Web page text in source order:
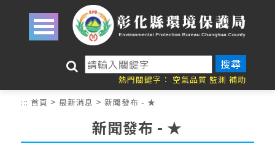
跳到主要內容區塊
關
鍵
字
搜
尋
熱門關鍵字： 空氣品質 監測 補助
::: 首頁 > 最新消息 > 新聞發布 - ★
新聞發布 - ★